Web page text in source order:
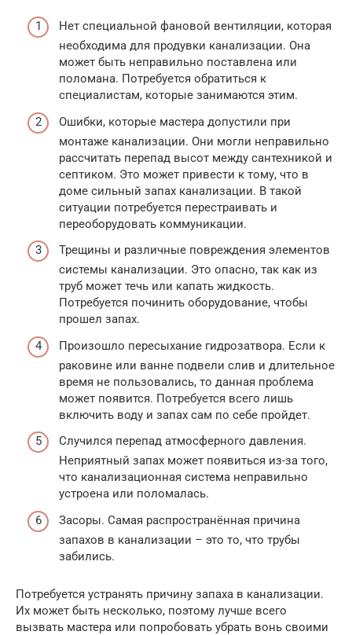
Нет специальной фановой вентиляции, которая
необходима для продувки канализации. Она
может быть неправильно поставлена или
поломана. Потребуется обратиться к
специалистам, которые занимаются этим.
Ошибки, которые мастера допустили при
монтаже канализации. Они могли неправильно
рассчитать перепад высот между сантехникой и
септиком. Это может привести к тому, что в
доме сильный запах канализации. В такой
ситуации потребуется перестраивать и
переоборудовать коммуникации.
Трещины и различные повреждения элементов
системы канализации. Это опасно, так как из
труб может течь или капать жидкость.
Потребуется починить оборудование, чтобы
прошел запах.
Произошло пересыхание гидрозатвора. Если к
раковине или ванне подвели слив и длительное
время не пользовались, то данная проблема
может появится. Потребуется всего лишь
включить воду и запах сам по себе пройдет.
Случился перепад атмосферного давления.
Неприятный запах может появиться из-за того,
что канализационная система неправильно
устроена или поломалась.
Засоры. Самая распространённая причина
запахов в канализации – это то, что трубы
забились.
Потребуется устранять причину запаха в канализации.
Их может быть несколько, поэтому лучше всего
вызвать мастера или попробовать убрать вонь своими